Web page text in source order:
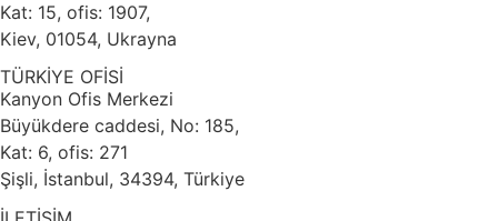
Kat: 15, ofis: 1907,
Kiev, 01054, Ukrayna
TÜRKİYE OFİSİ
Kanyon Ofis Merkezi
Büyükdere caddesi, No: 185,
Kat: 6, ofis: 271
Şişli, İstanbul, 34394, Türkiye